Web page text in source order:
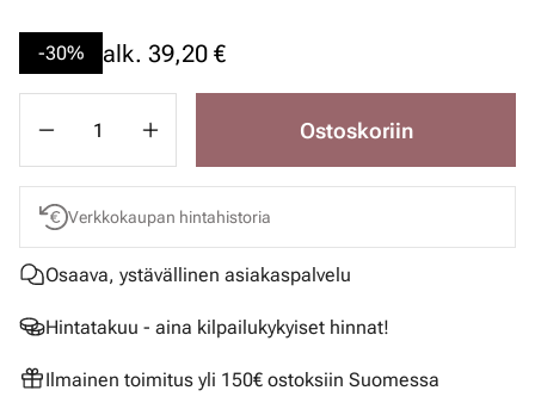
-30% alk. 39,20 €
Ostoskoriin
Verkkokaupan hintahistoria
Osaava, ystävällinen asiakaspalvelu
Hintatakuu - aina kilpailukykyiset hinnat!
Ilmainen toimitus yli 150€ ostoksiin Suomessa